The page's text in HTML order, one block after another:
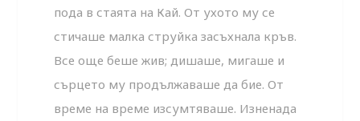
пода в стаята на Кай. От ухото му се
стичаше малка струйка засъхнала кръв.
Все още беше жив; дишаше, мигаше и
сърцето му продължаваше да бие. От
време на време изсумтяваше. Изненада